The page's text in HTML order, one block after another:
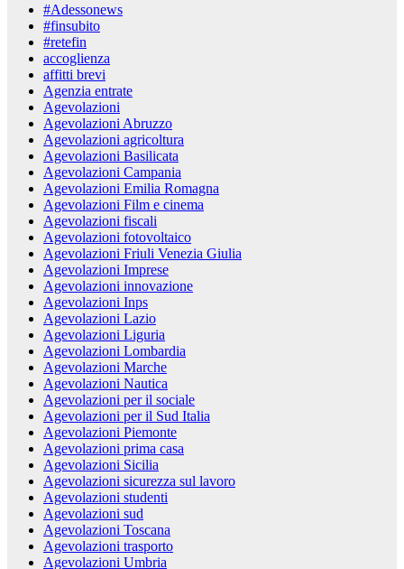
#Adessonews
#finsubito
#retefin
accoglienza
affitti brevi
Agenzia entrate
Agevolazioni
Agevolazioni Abruzzo
Agevolazioni agricoltura
Agevolazioni Basilicata
Agevolazioni Campania
Agevolazioni Emilia Romagna
Agevolazioni Film e cinema
Agevolazioni fiscali
Agevolazioni fotovoltaico
Agevolazioni Friuli Venezia Giulia
Agevolazioni Imprese
Agevolazioni innovazione
Agevolazioni Inps
Agevolazioni Lazio
Agevolazioni Liguria
Agevolazioni Lombardia
Agevolazioni Marche
Agevolazioni Nautica
Agevolazioni per il sociale
Agevolazioni per il Sud Italia
Agevolazioni Piemonte
Agevolazioni prima casa
Agevolazioni Sicilia
Agevolazioni sicurezza sul lavoro
Agevolazioni studenti
Agevolazioni sud
Agevolazioni Toscana
Agevolazioni trasporto
Agevolazioni Umbria